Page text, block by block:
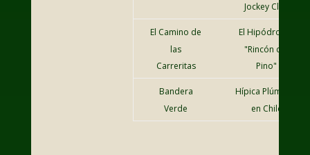
Jockey Club
El Camino de
las
Carreritas
El Hipódromo
"Rincón del
Pino"
Bandera
Verde
Hípica Plúmbica
en Chile